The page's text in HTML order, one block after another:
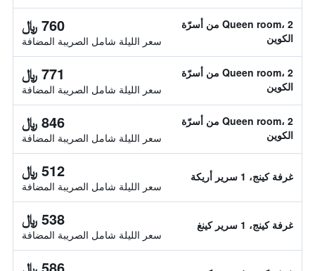
Queen room، 2 من أسرّة
الكوين
760 ﷼
سعر الليلة شامل الصريبة المضافة
Queen room، 2 من أسرّة
الكوين
771 ﷼
سعر الليلة شامل الصريبة المضافة
Queen room، 2 من أسرّة
الكوين
846 ﷼
سعر الليلة شامل الصريبة المضافة
غرفة كينج، 1 سرير أريكة 512 ﷼
سعر الليلة شامل الصريبة المضافة
غرفة كينج، 1 سرير كينغ 538 ﷼
سعر الليلة شامل الصريبة المضافة